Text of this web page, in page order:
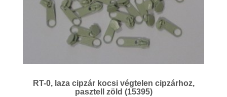
RT-0, laza cipzár kocsi végtelen cipzárhoz,
pasztell zöld (15395)